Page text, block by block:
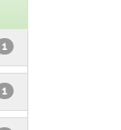
1
1